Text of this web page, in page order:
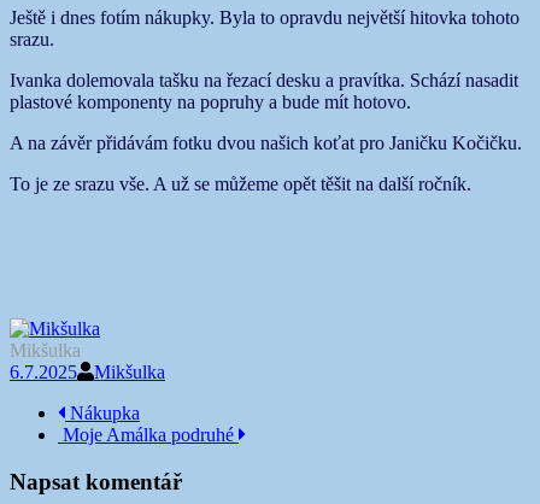
Ještě i dnes fotím nákupky. Byla to opravdu největší hitovka tohoto
srazu.
Ivanka dolemovala tašku na řezací desku a pravítka. Schází nasadit
plastové komponenty na popruhy a bude mít hotovo.
A na závěr přidávám fotku dvou našich koťat pro Janičku Kočičku.
To je ze srazu vše. A už se můžeme opět těšit na další ročník.
Mikšulka
6.7.2025
Mikšulka
Navigace
příspěvku
Nákupka
Moje Amálka podruhé
Napsat komentář